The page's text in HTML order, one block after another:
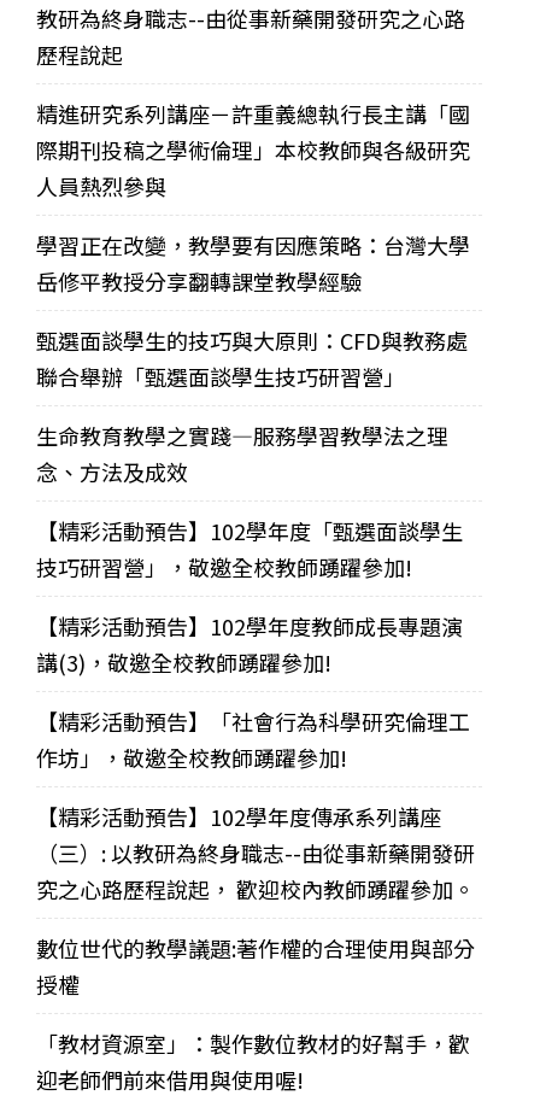
教研為終身職志--由從事新藥開發研究之心路
歷程說起
精進研究系列講座－許重義總執行長主講「國
際期刊投稿之學術倫理」本校教師與各級研究
人員熱烈參與
學習正在改變，教學要有因應策略：台灣大學
岳修平教授分享翻轉課堂教學經驗
甄選面談學生的技巧與大原則：CFD與教務處
聯合舉辦「甄選面談學生技巧研習營」
生命教育教學之實踐—服務學習教學法之理
念、方法及成效
【精彩活動預告】102學年度「甄選面談學生
技巧研習營」，敬邀全校教師踴躍參加!
【精彩活動預告】102學年度教師成長專題演
講(3)，敬邀全校教師踴躍參加!
【精彩活動預告】「社會行為科學研究倫理工
作坊」，敬邀全校教師踴躍參加!
【精彩活動預告】102學年度傳承系列講座
（三）: 以教研為終身職志--由從事新藥開發研
究之心路歷程說起， 歡迎校內教師踴躍參加。
數位世代的教學議題:著作權的合理使用與部分
授權
「教材資源室」：製作數位教材的好幫手，歡
迎老師們前來借用與使用喔!